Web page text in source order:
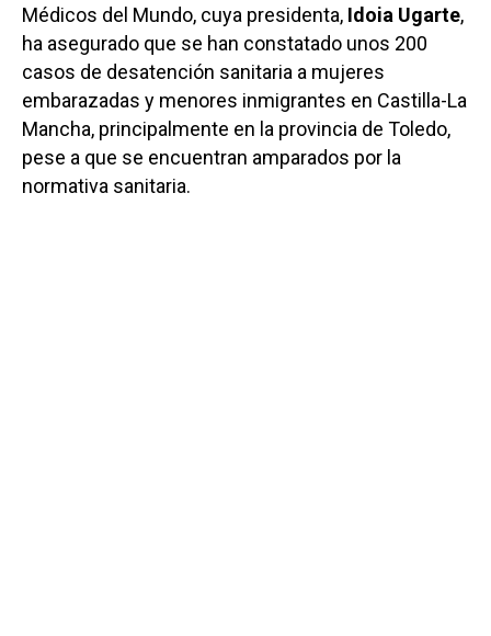
Médicos del Mundo, cuya presidenta, Idoia Ugarte,
ha asegurado que se han constatado unos 200
casos de desatención sanitaria a mujeres
embarazadas y menores inmigrantes en Castilla-La
Mancha, principalmente en la provincia de Toledo,
pese a que se encuentran amparados por la
normativa sanitaria.